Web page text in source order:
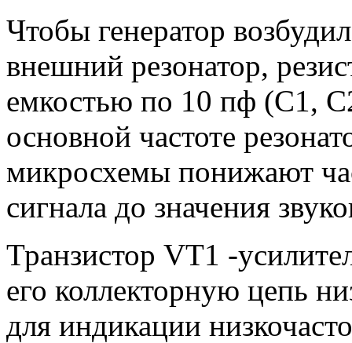
Чтобы генератор
внешний резонатор,
емкостью по 10 пф (С1,
основной частоте
микросхемы понижают
сигнала до значения
Транзистор VT1 -
его коллекторную цепь
для индикации